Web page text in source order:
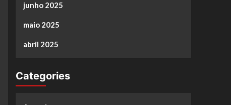
junho 2025
maio 2025
abril 2025
Categories